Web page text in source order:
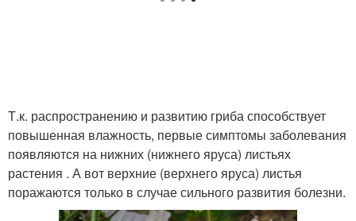
Т.к. распространению и развитию гриба способствует
повышенная влажность, первые симптомы заболевания
появляются на нижних (нижнего яруса) листьях
растения . А вот верхние (верхнего яруса) листья
поражаются только в случае сильного развития болезни.